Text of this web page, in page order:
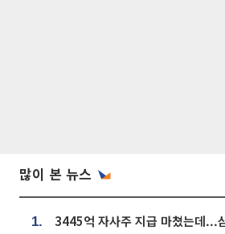
많이 본 뉴스
1.